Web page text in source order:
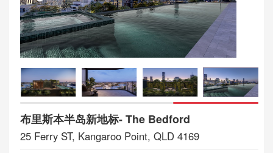
布里斯本半岛新地标- The Bedford
25 Ferry ST, Kangaroo Point, QLD 4169